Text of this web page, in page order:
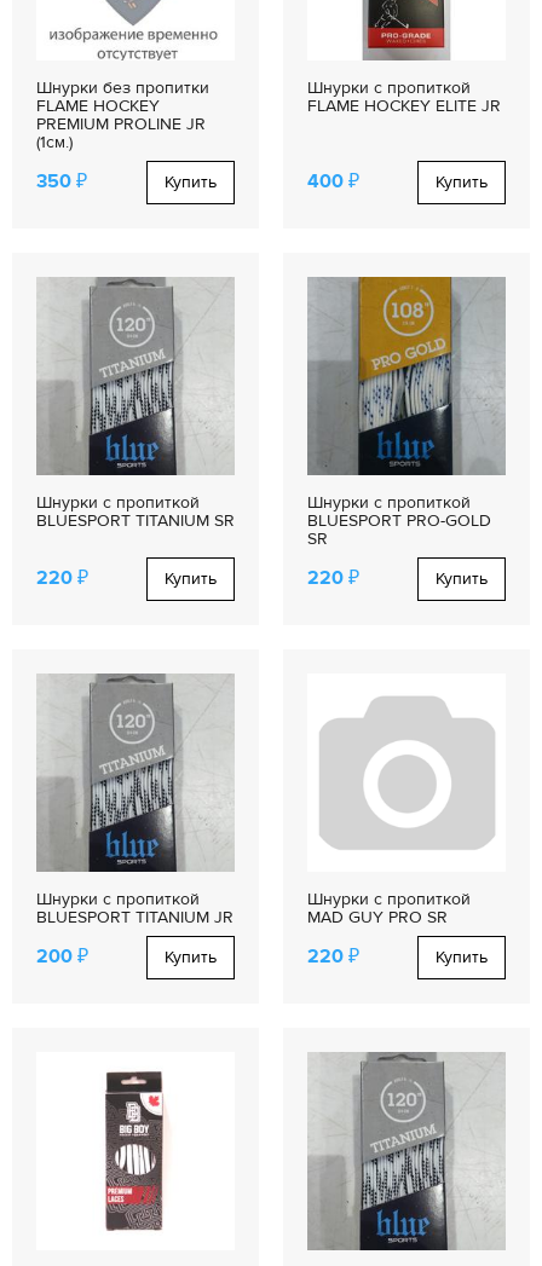
Шнурки без пропитки
FLAME HOCKEY
PREMIUM PROLINE JR
(1см.)
350 ₽ Купить
Шнурки с пропиткой
FLAME HOCKEY ELITE JR
400 ₽ Купить
Шнурки с пропиткой
BLUESPORT TITANIUM SR
220 ₽ Купить
Шнурки с пропиткой
BLUESPORT PRO-GOLD
SR
220 ₽ Купить
Шнурки с пропиткой
BLUESPORT TITANIUM JR
200 ₽ Купить
Шнурки с пропиткой
MAD GUY PRO SR
220 ₽ Купить